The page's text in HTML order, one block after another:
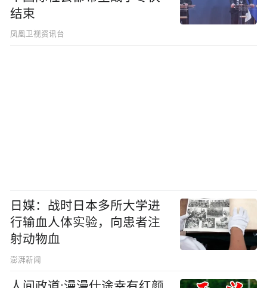
结束
凤凰卫视资讯台
日媒：战时日本多所大学进
行输血人体实验，向患者注
射动物血
澎湃新闻